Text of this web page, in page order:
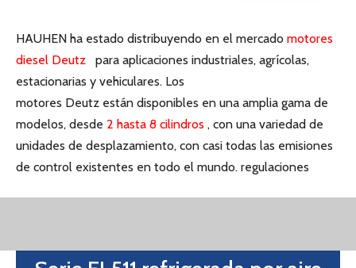
modelos, desde2 hasta 8 cilindros , con una variedad de
unidades de desplazamiento, con casi todas las emisiones
de control existentes en todo el mundo. regulaciones